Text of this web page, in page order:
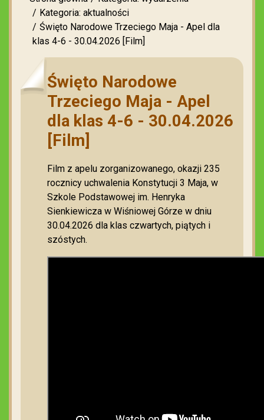
Kategoria: aktualności
Święto Narodowe Trzeciego Maja - Apel dla
klas 4-6 - 30.04.2026 [Film]
Święto Narodowe
Trzeciego Maja - Apel
dla klas 4-6 - 30.04.2026
[Film]
Film z apelu zorganizowanego, okazji 235
rocznicy uchwalenia Konstytucji 3 Maja, w
Szkole Podstawowej im. Henryka
Sienkiewicza w Wiśniowej Górze w dniu
30.04.2026 dla klas czwartych, piątych i
szóstych.